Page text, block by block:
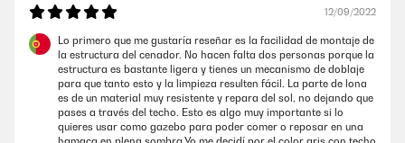
verbunden.Kleine Empfehlung: Akkuschrauber auf kleinster Stufe und
Kaufempfehlung/Fazit: ️ Ansonsten richtig tolles Teil und von echt guter
Qualität.Danke fürs Lesen meiner Rezension, ich hoffe, ich konnte dir
damit bei deiner Kaufentscheidung helfen
Amazon Benutzer – Bewertung durch Chal-Tec GmbH nicht
eigenständig überprüft
12/09/2022
Lo primero que me gustaría reseñar es la facilidad de montaje de
la estructura del cenador. No hacen falta dos personas porque la
estructura es bastante ligera y tienes un mecanismo de doblaje
para que tanto esto y la limpieza resulten fácil. La parte de lona
es de un material muy resistente y repara del sol, no dejando que
pases a través del techo. Esto es algo muy importante si lo
quieres usar como gazebo para poder comer o reposar en una